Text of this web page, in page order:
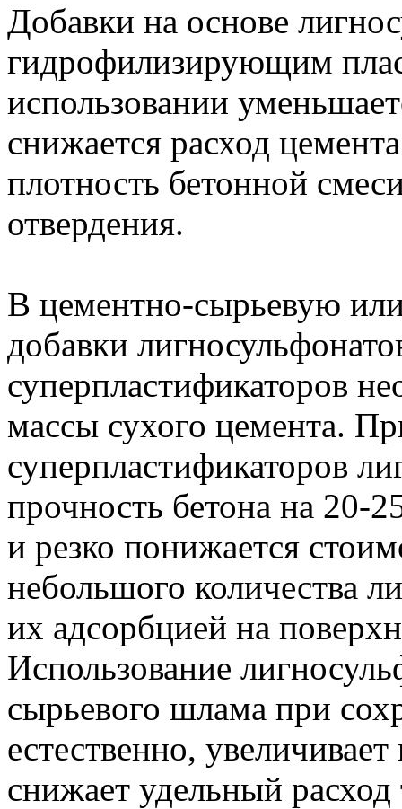
Добавки на основе
гидрофилизирующим
использовании
снижается расход
плотность бетонной
отвердения.
В цементно-сырьевую
добавки
суперпластификаторов
массы сухого цемента.
суперпластификаторов
прочность бетона на 20-
и резко понижается
небольшого количества
их адсорбцией на
Использование
сырьевого шлама при
естественно,
снижает удельный